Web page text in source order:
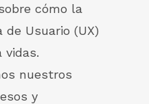
cómo la
de Usuario (UX)
vidas.
nuestros
y